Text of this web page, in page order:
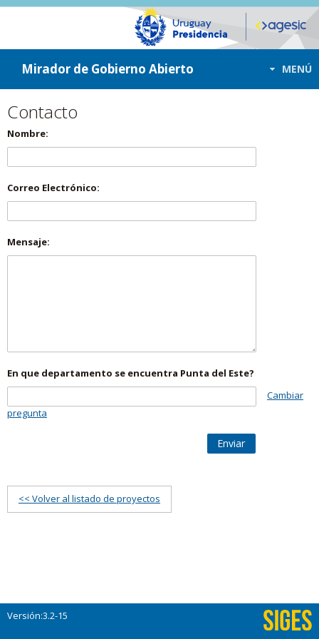
ir a contenido
ir al menú
Mirador de Gobierno Abierto MENÚ
Contacto
Nombre:
Correo Electrónico:
Mensaje:
En que departamento se encuentra Punta del Este?
Cambiar
pregunta
Enviar
<< Volver al listado de proyectos
Versión:3.2-15